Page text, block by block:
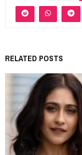
RELATED POSTS